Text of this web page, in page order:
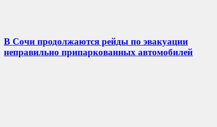
В Сочи продолжаются рейды по эвакуации
неправильно припаркованных автомобилей